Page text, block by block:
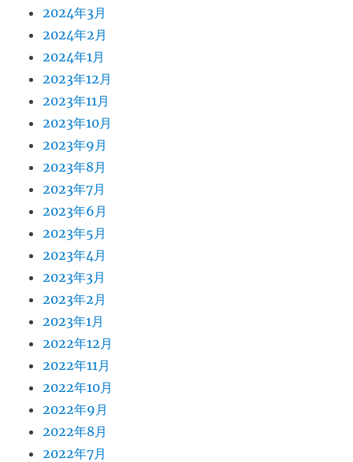
2024年3月
2024年2月
2024年1月
2023年12月
2023年11月
2023年10月
2023年9月
2023年8月
2023年7月
2023年6月
2023年5月
2023年4月
2023年3月
2023年2月
2023年1月
2022年12月
2022年11月
2022年10月
2022年9月
2022年8月
2022年7月